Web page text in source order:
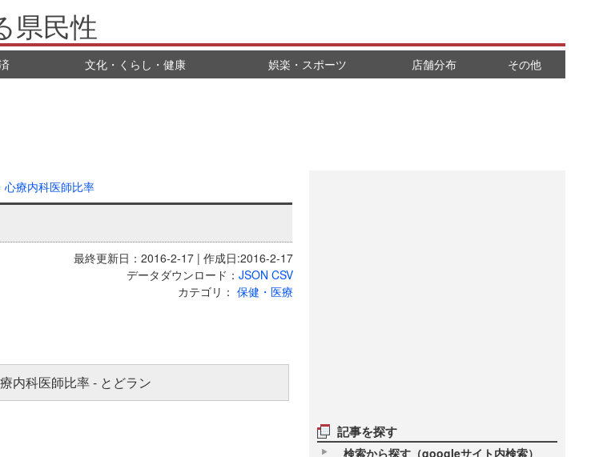
県民性
文化・くらし・健康 娯楽・スポーツ 店舗分布 その他
記事を探す
検索から探す（googleサイト内検索）
心療内科医師比率
最終更新日：2016-2-17 | 作成日:2016-2-17
データダウンロード： JSON CSV
カテゴリ： 保健・医療